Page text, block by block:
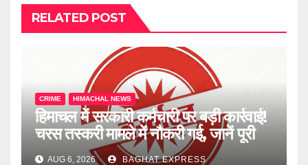
RELATED POST
CRIME HIMACHAL NEWS
हिमाचल में सरकारी कर्मचारी पर बड़ी कार्रवाई!
चरस तस्करी मामले में नौकरी गई, जानें पूरी
खबरAUG 6, 2026 BAGHAT EXPRESS